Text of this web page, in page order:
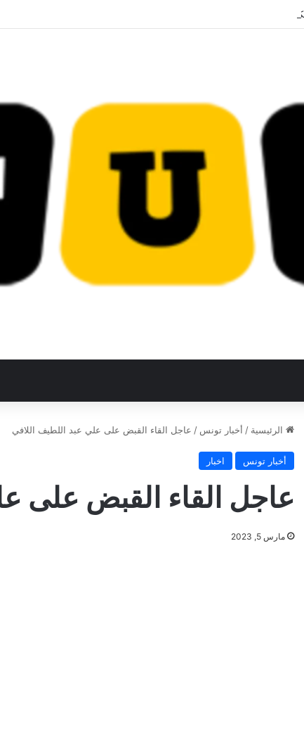
في قيادات حركة النهضة بألف و400عام سجــن……
الرئيسية / أخبار تونس / عاجل القاء القبض على علي عبد اللطيف اللافي
أخبار تونس اخبار
عاجل القاء القبض على
مارس 5, 2023